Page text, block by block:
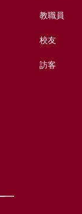
教職員
校友
訪客